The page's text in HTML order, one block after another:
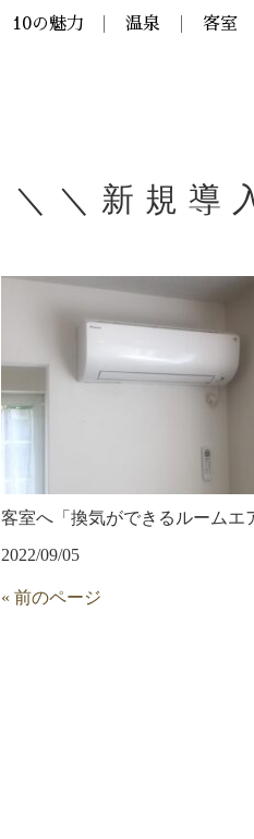
10の魅力 温泉 客室
＼＼新規導
客室へ「換気ができるルームエ
2022/09/05
« 前のページ